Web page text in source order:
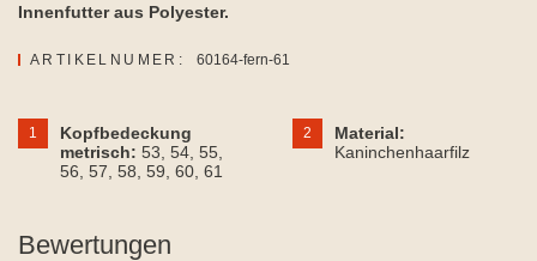
Innenfutter aus Polyester.
ARTIKELNUMER: 60164-fern-61
1
Kopfbedeckung
metrisch: 53 , 54 , 55
56 , 57 , 58 , 59 , 60 , 61
2
Material:
Kaninchenhaarfilz
Bewertungen